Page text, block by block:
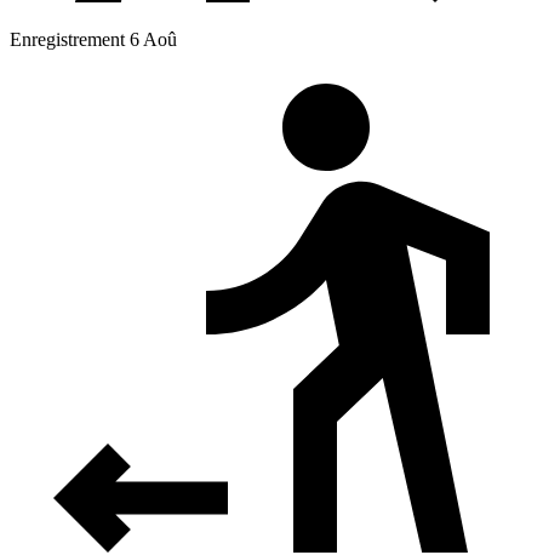
Enregistrement 6 Aoû